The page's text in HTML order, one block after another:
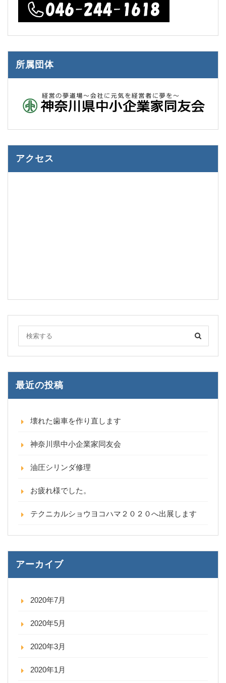
所属団体
アクセス
最近の投稿
壊れた歯車を作り直します
神奈川県中小企業家同友会
油圧シリンダ修理
お疲れ様でした。
テクニカルショウヨコハマ２０２０へ出展します
アーカイブ
2020年7月
2020年5月
2020年3月
2020年1月